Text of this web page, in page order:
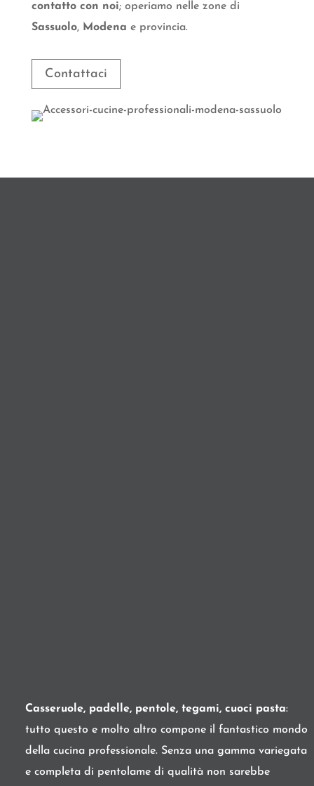
contatto con noi; operiamo nelle zone di
Sassuolo, Modena e provincia.
Contattaci
Casseruole, padelle, pentole, tegami, cuoci pasta:
tutto questo e molto altro compone il fantastico mondo
della cucina professionale. Senza una gamma variegata
e completa di pentolame di qualità non sarebbe